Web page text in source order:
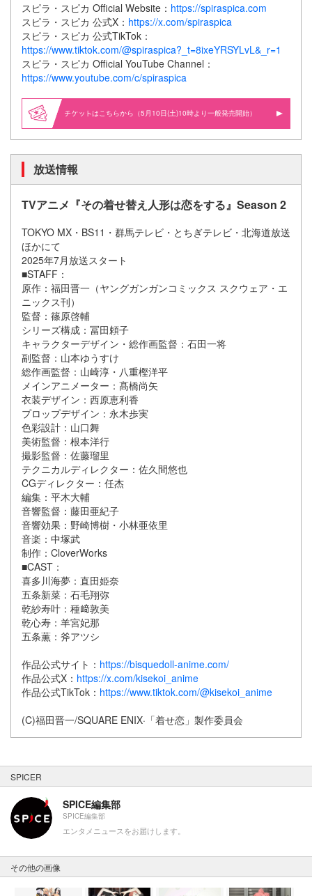
スピラ・スピカ Official Website： https://spiraspica.com
スピラ・スピカ 公式X： https://x.com/spiraspica
スピラ・スピカ 公式TikTok：
https://www.tiktok.com/@spiraspica?_t=8ixeYRSYLvL&_r=1
スピラ・スピカ Official YouTube Channel：
https://www.youtube.com/c/spiraspica
はこちらから（5月10日(土)10時より一般発売開始）
放送情報
TVアニメ『その着せ替え人形は恋をする』Season 2
TOKYO MX・BS11・群馬テレビ・とちぎテレビ・北海道放送
ほかにて
2025年7月放送スタート
■STAFF：
原作：福田晋一（ヤングガンガンコミックス スクウェア・エ
ニックス刊）
監督：篠原啓輔
シリーズ構成：冨田頼子
キャラクターデザイン・総作画監督：石田一将
副監督：山本ゆうすけ
総作画監督：山崎淳・八重樫洋平
メインアニメーター：髙橋尚矢
衣装デザイン：西原恵利香
プロップデザイン：永木歩実
色彩設計：山口舞
美術監督：根本洋行
撮影監督：佐藤瑠里
テクニカルディレクター：佐久間悠也
CGディレクター：任杰
編集：平木大輔
音響監督：藤田亜紀子
音響効果：野崎博樹・小林亜依里
音楽：中塚武
制作：CloverWorks
■CAST：
喜多川海夢：直田姫奈
五条新菜：石毛翔弥
乾紗寿叶：種﨑敦美
乾心寿：羊宮妃那
五条薫：斧アツシ
作品公式サイト： https://bisquedoll-anime.com/
作品公式X： https://x.com/kisekoi_anime
作品公式TikTok： https://www.tiktok.com/@kisekoi_anime
(C)福田晋一/SQUARE ENIX·「着せ恋」製作委員会
SPICER
SPICE編集部
SPICE編集部
エンタメニュースをお届けします。
その他の画像